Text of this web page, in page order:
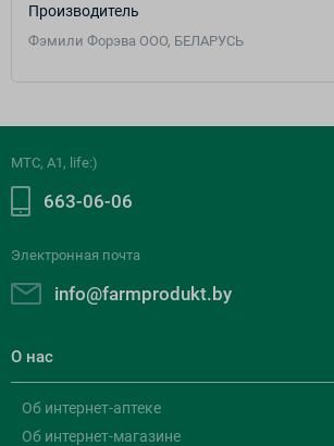
Производитель
Фэмили Форэва ООО, БЕЛАРУСЬ
МТС, A1, life:)
663-06-06
Электронная почта
info@farmprodukt.by
О нас
Об интернет-аптеке
Об интернет-магазине